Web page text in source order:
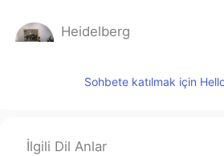
Heidelberg
海豚なんですね。金魚
JP EN
Sohbete katılmak için
İlgili Dil Anlar